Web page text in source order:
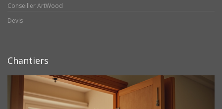
Conseiller ArtWood
Devis
Chantiers